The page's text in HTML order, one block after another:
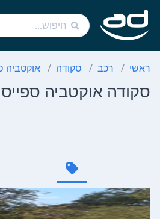
ראשי רכב סקודה אוקטביה
סקודה אוקטביה ספייס